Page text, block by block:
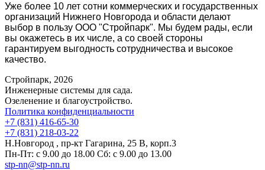
Уже более 10 лет сотни коммерческих и государственных
организаций Нижнего Новгорода и области делают
выбор в пользу ООО "Стройпарк". Мы будем рады, если
вы окажетесь в их числе, а со своей стороны
гарантируем выгодность сотрудничества и высокое
качество.
Стройпарк, 2026
Инженерные системы для сада.
Озеленение и благоустройство.
Политика конфиденциальности
+7 (831) 416-65-30
+7 (831) 218-03-22
Н.Новгород , пр-кт Гагарина, 25 В, корп.3
Пн-Пт: с 9.00 до 18.00 Сб: с 9.00 до 13.00
stp-nn@stp-nn.ru